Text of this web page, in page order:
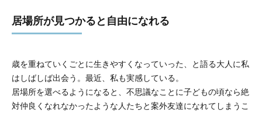
居場所が見つかると自由になれる
歳を重ねていくごとに生きやすくなっていった、と語る大人に私
はしばしば出会う。最近、私も実感している。
居場所を選べるようになると、不思議なことに子どもの頃なら絶
対仲良くなれなかったような人たちと案外友達になれてしまうこ